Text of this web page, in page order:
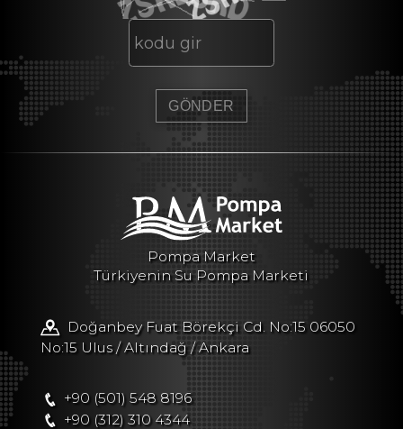
Pompa Market
Türkiyenin Su Pompa Marketi
Doğanbey Fuat Börekçi Cd. No:15 06050
No:15 Ulus / Altındağ / Ankara
+90 (501) 548 8196
+90 (312) 310 4344